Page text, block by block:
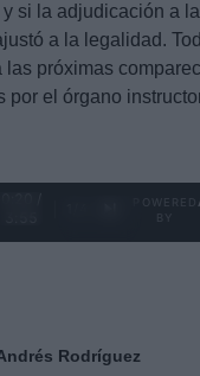
si la adjudicación a
a la legalidad.
las próximas
por el órgano
Rodríguez